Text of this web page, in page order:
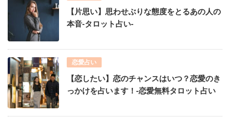
【片思い】思わせぶりな態度をとるあの人の
本音-タロット占い-
恋愛占い
【恋したい】恋のチャンスはいつ？恋愛のき
っかけを占います！-恋愛無料タロット占い